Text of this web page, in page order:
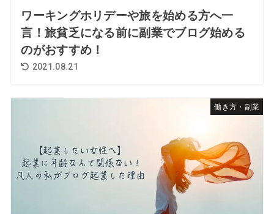
ワーキングホリデーや旅を始める方へ一
言！旅貧乏になる前に副業でブログ始める
のがおすすめ！
2021.08.21
働き方・副業